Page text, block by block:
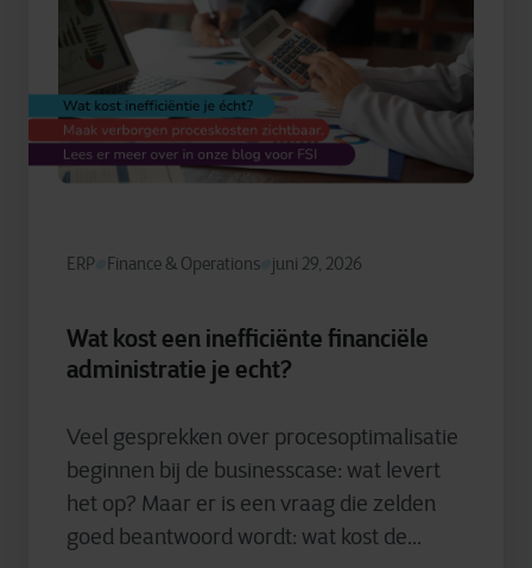
ERP Finance & Operations juni 29, 2026
Wat kost een inefficiënte financiële
administratie je echt?
Veel gesprekken over procesoptimalisatie
beginnen bij de businesscase: wat levert
het op? Maar er is een vraag die zelden
goed beantwoord wordt: wat kost de...